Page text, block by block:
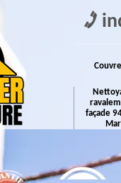
façade